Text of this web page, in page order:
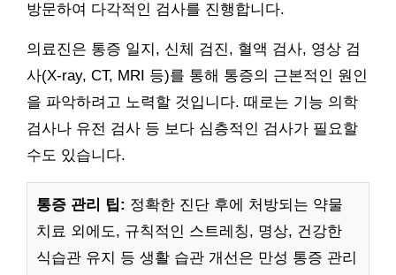
방문하여 다각적인 검사를 진행합니다.
의료진은 통증 일지, 신체 검진, 혈액 검사, 영상 검
사(X-ray, CT, MRI 등)를 통해 통증의 근본적인 원인
을 파악하려고 노력할 것입니다. 때로는 기능 의학
검사나 유전 검사 등 보다 심층적인 검사가 필요할
수도 있습니다.
통증 관리 팁: 정확한 진단 후에 처방되는 약물
치료 외에도, 규칙적인 스트레칭, 명상, 건강한
식습관 유지 등 생활 습관 개선은 만성 통증 관리